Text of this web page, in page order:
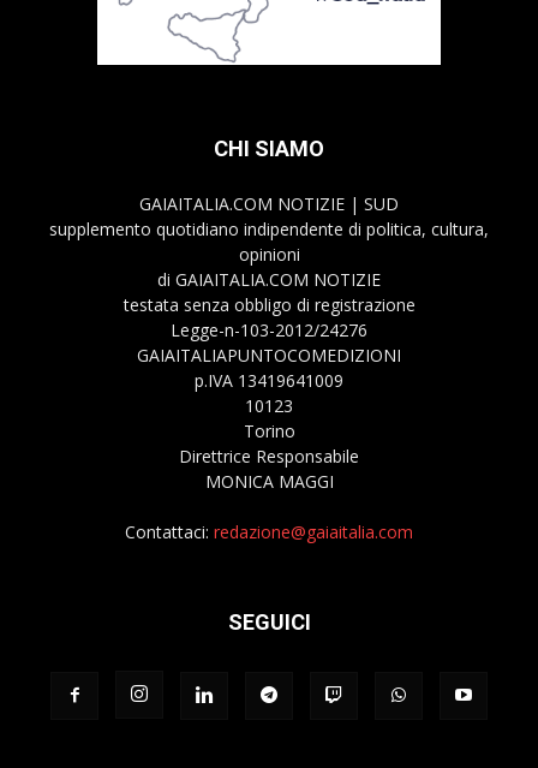
CHI SIAMO
GAIAITALIA.COM NOTIZIE | SUD
supplemento quotidiano indipendente di politica, cultura,
opinioni
di GAIAITALIA.COM NOTIZIE
testata senza obbligo di registrazione
Legge-n-103-2012/24276
GAIAITALIAPUNTOCOMEDIZIONI
p.IVA 13419641009
10123
Torino
Direttrice Responsabile
MONICA MAGGI
Contattaci: redazione@gaiaitalia.com
SEGUICI